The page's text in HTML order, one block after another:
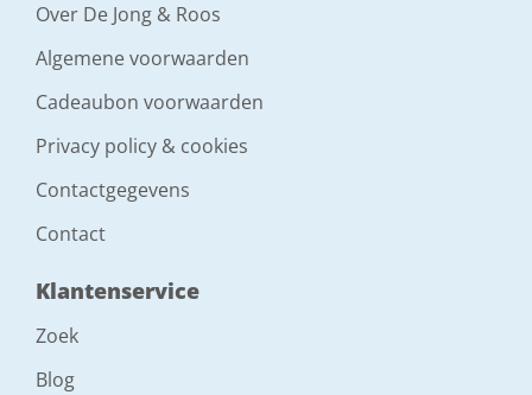
Over De Jong & Roos
Algemene voorwaarden
Cadeaubon voorwaarden
Privacy policy & cookies
Contactgegevens
Contact
Klantenservice
Zoek
Blog